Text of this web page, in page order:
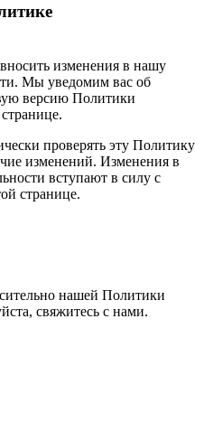
изменения в нашу
Мы уведомим вас об
версию Политики
проверять эту Политику
изменений. Изменения в
вступают в силу с
странице.
нашей Политики
свяжитесь с нами.